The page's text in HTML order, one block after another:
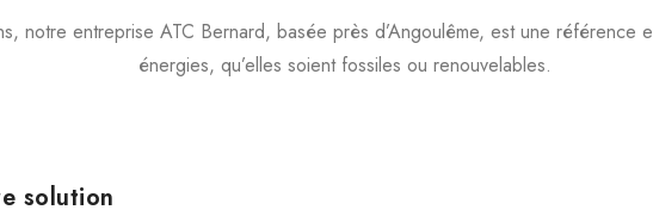
notre entreprise ATC Bernard, basée près d’Angoulême, est une référence
énergies, qu’elles soient fossiles ou renouvelables.
solution